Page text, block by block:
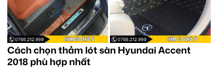
Cách chọn thảm lót sàn Hyundai Accent
2018 phù hợp nhất